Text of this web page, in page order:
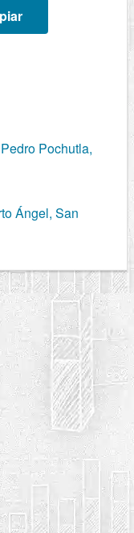
Pochutla,
Ángel, San